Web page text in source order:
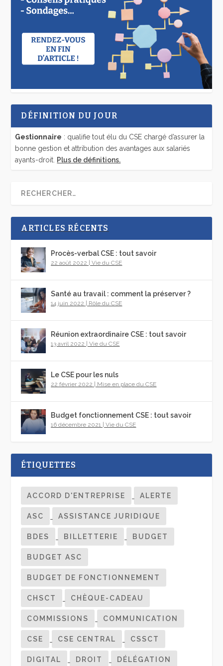
DÉFINITION DU JOUR
Gestionnaire : qualifie tout élu du CSE chargé d’assurer la
bonne gestion et attribution des avantages aux salariés
ayants-droit. Plus de définitions.
ARTICLES RÉCENTS
Procès-verbal CSE : tout savoir
22 août 2022 |Vie du CSE
Santé au travail : comment la préserver ?
14 juin 2022 Rôle du CSE
Réunion extraordinaire CSE : tout savoir
13 avril 2022 |Vie du CSE
Le CSE pour les nuls
22 février 2022 Mise en place du CSE
Budget fonctionnement CSE : tout savoir
16 décembre 2021 |Vie du CSE
ÉTIQUETTES
ACCORD D'ENTREPRISE ALERTE
ASC ASSISTANCE JURIDIQUE
BDES BILLETTERIE BUDGET
BUDGET ASC
BUDGET DE FONCTIONNEMENT
CHSCT CHÈQUE-CADEAU
COMMISSIONS COMMUNICATION
CSE CSE CENTRAL CSSCT
DIGITAL DROIT DÉLÉGATION